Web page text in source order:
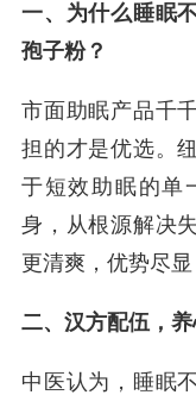
一、为什么睡眠
孢子粉？
市面助眠产品千
担的才是优选。
于短效助眠的单
身，从根源解决
更清爽，优势尽显
二、汉方配伍，
中医认为，睡眠